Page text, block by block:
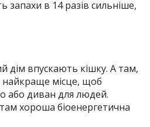
запахи в 14 разів сильніше,
дім впускають кішку. А там,
найкраще місце, щоб
або диван для людей.
хороша біоенергетична